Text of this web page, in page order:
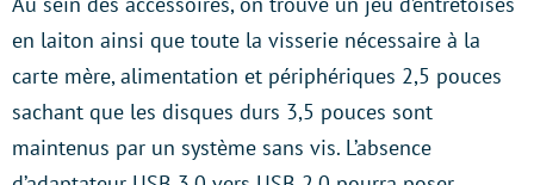
en laiton ainsi que toute la visserie nécessaire à la
carte mère, alimentation et périphériques 2,5 pouces
sachant que les disques durs 3,5 pouces sont
maintenus par un système sans vis. L’absence